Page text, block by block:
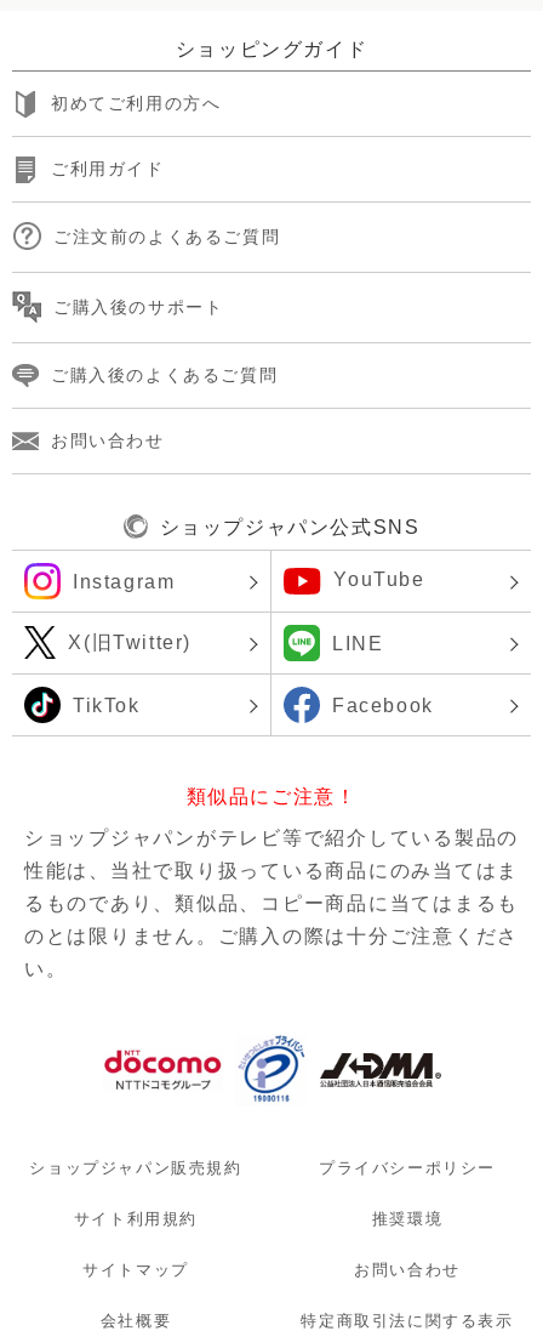
ショッピングガイド
初めてご利用の方へ
ご利用ガイド
ご注文前のよくあるご質問
ご購入後のサポート
ご購入後のよくあるご質問
お問い合わせ
ショップジャパン公式SNS
Instagram YouTube
X(旧Twitter) LINE
TikTok Facebook
類似品にご注意！
ショップジャパンがテレビ等で紹介している製品の
性能は、当社で取り扱っている商品にのみ当てはま
るものであり、類似品、コピー商品に当てはまるも
のとは限りません。ご購入の際は十分ご注意くださ
い。
ショップジャパン販売規約 プライバシーポリシー
サイト利用規約 推奨環境
サイトマップ お問い合わせ
会社概要 特定商取引法に関する表示